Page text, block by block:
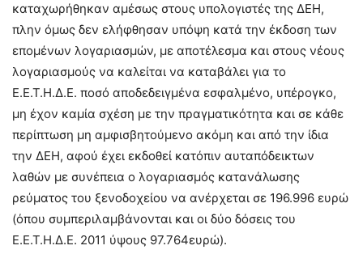
καταχωρήθηκαν αμέσως στους υπολογιστές της ΔΕΗ,
πλην όμως δεν ελήφθησαν υπόψη κατά την έκδοση των
επομένων λογαριασμών, με αποτέλεσμα και στους νέους
λογαριασμούς να καλείται να καταβάλει για το
Ε.Ε.Τ.Η.Δ.Ε. ποσό αποδεδειγμένα εσφαλμένο, υπέρογκο,
μη έχον καμία σχέση με την πραγματικότητα και σε κάθε
περίπτωση μη αμφισβητούμενο ακόμη και από την ίδια
την ΔΕΗ, αφού έχει εκδοθεί κατόπιν αυταπόδεικτων
λαθών με συνέπεια ο λογαριασμός κατανάλωσης
ρεύματος του ξενοδοχείου να ανέρχεται σε 196.996 ευρώ
(όπου συμπεριλαμβάνονται και οι δύο δόσεις του
Ε.Ε.Τ.Η.Δ.Ε. 2011 ύψους 97.764ευρώ).